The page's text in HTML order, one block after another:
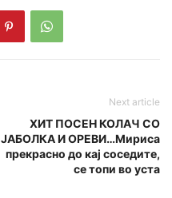
Next article
ХИТ ПОСЕН КОЛАЧ СО
ЈАБОЛКА И ОРЕВИ…Мириса
прекрасно до кај соседите,
се топи во уста